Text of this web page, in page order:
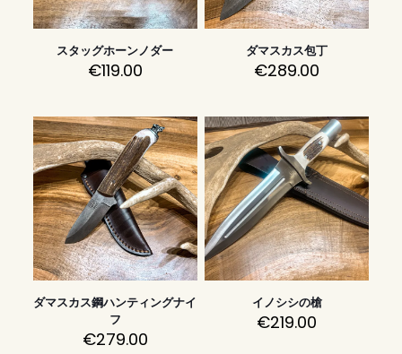
スタッグホーンノダー
€119.00
ダマスカス包丁
€289.00
ダマスカス鋼ハンティングナイ
フ
€279.00
イノシシの槍
€219.00